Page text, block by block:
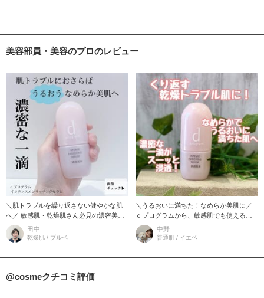
美容部員・美容のプロのレビュー
＼肌トラブルを繰り返さない健やかな肌
へ／ 敏感肌・乾燥肌さん必見の濃密美容
液のご紹介です！ 【おすすめポイント】
・酵母エキスGL※高濃
田中
乾燥肌 / ブルベ
＼うるおいに満ちた！なめらか美肌に／
ｄプログラムから、敏感肌でも使える厳
選成分を配合した、敏感肌の乾燥トラブ
ルを3つのポイントから肌にア
中野
普通肌 / イエベ
@cosmeクチコミ評価